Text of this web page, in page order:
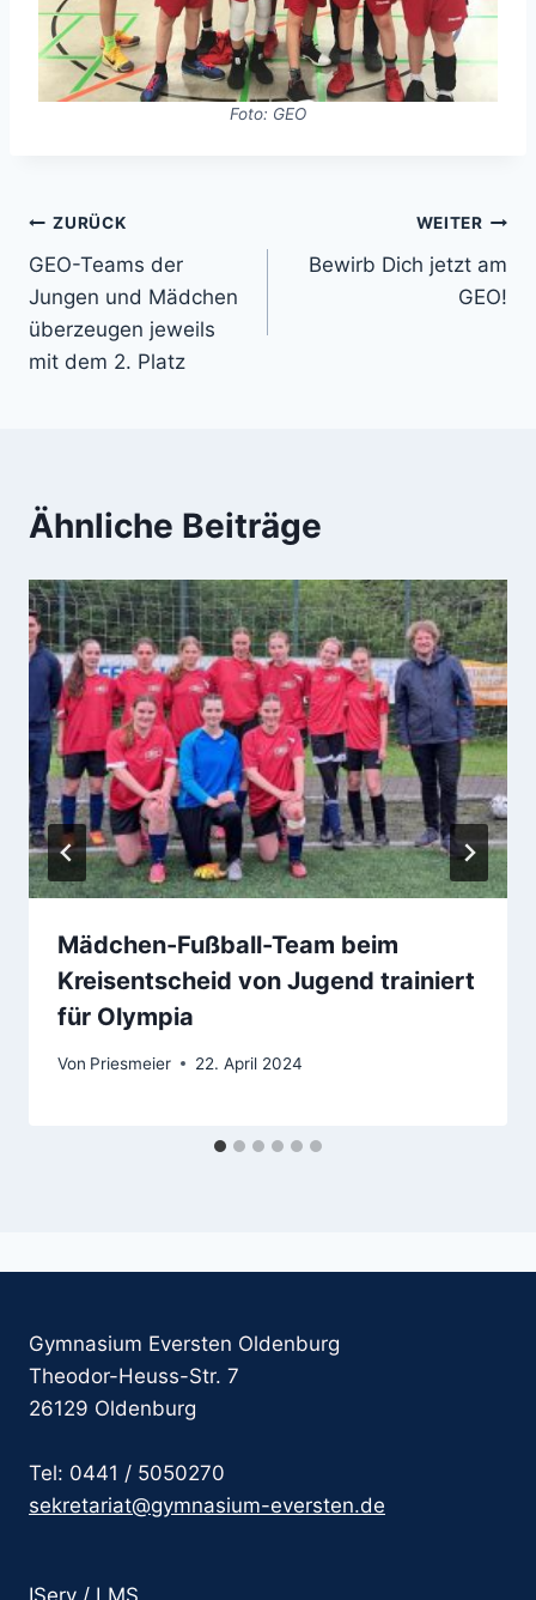
Foto: GEO
Beitragsnavigation
ZURÜCK
GEO-Teams der
Jungen und Mädchen
überzeugen jeweils
mit dem 2. Platz
WEITER
Bewirb Dich jetzt am
GEO!
Ähnliche Beiträge
Mädchen-Fußball-Team beim
Kreisentscheid von Jugend trainiert
für Olympia
Von Priesmeier 22. April 2024
Gymnasium Eversten Oldenburg
Theodor-Heuss-Str. 7
26129 Oldenburg
Tel: 0441 / 5050270
sekretariat@gymnasium-eversten.de